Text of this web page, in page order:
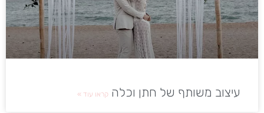
עיצוב משותף של חתן וכלה קראו עוד »